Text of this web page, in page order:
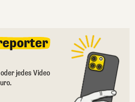
jedes Video